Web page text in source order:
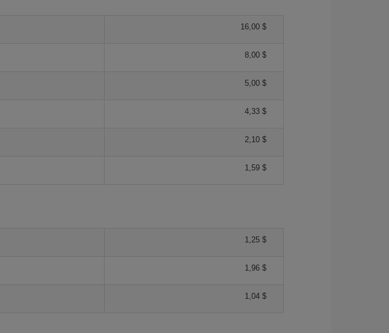
16,00 $
8,00 $
5,00 $
4,33 $
2,10 $
1,59 $
1,25 $
1,96 $
1,04 $